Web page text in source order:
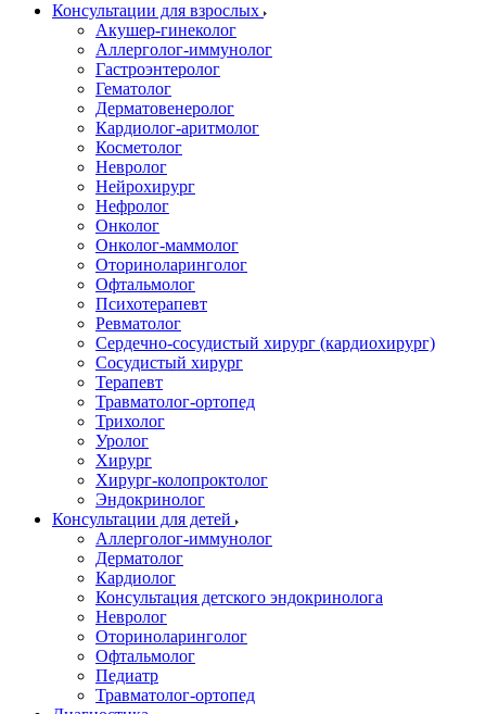
Консультации для взрослых
Акушер-гинеколог
Аллерголог-иммунолог
Гастроэнтеролог
Гематолог
Дерматовенеролог
Кардиолог-аритмолог
Косметолог
Невролог
Нейрохирург
Нефролог
Онколог
Онколог-маммолог
Оториноларинголог
Офтальмолог
Психотерапевт
Ревматолог
Сердечно-сосудистый хирург (кардиохирург)
Сосудистый хирург
Терапевт
Травматолог-ортопед
Трихолог
Уролог
Хирург
Хирург-колопроктолог
Эндокринолог
Консультации для детей
Аллерголог-иммунолог
Дерматолог
Кардиолог
Консультация детского эндокринолога
Невролог
Оториноларинголог
Офтальмолог
Педиатр
Травматолог-ортопед